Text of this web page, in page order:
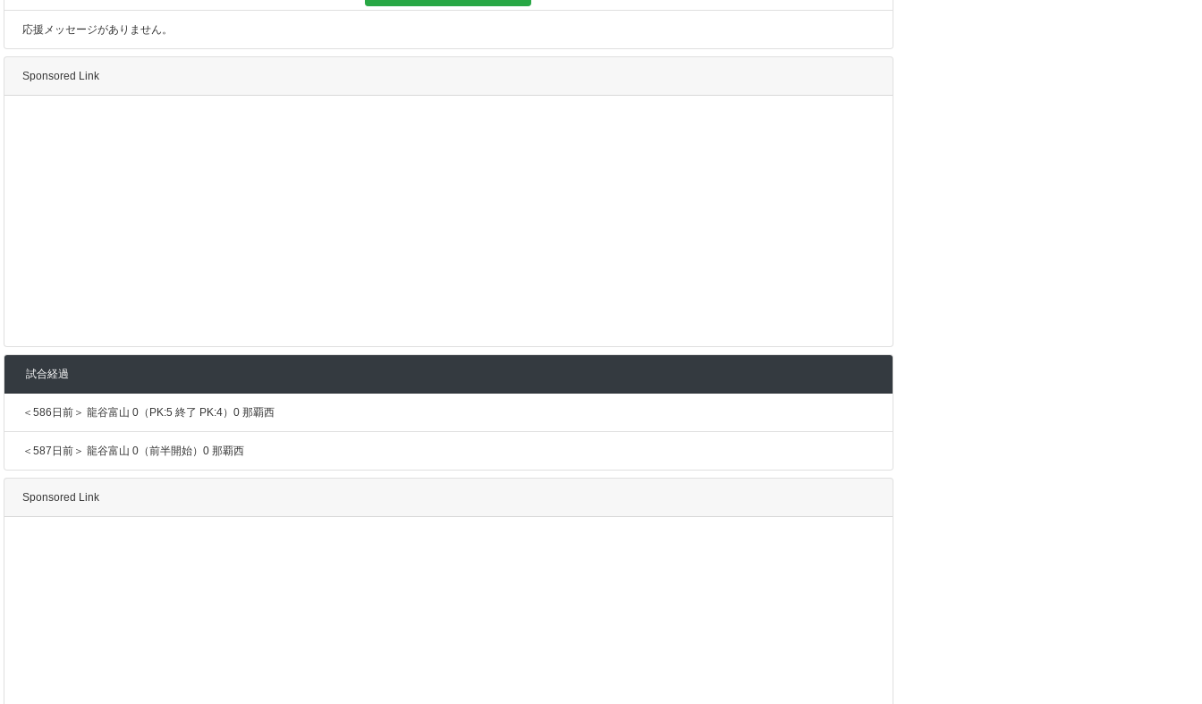
応援メッセージがありません。
Sponsored Link
試合経過
＜586日前＞ 龍谷富山 0（PK:5 終了 PK:4）0 那覇西
＜587日前＞ 龍谷富山 0（前半開始）0 那覇西
Sponsored Link